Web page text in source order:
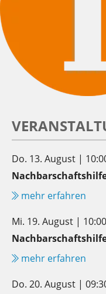
Do. 13. August |
mehr erfahren
Mi. 19. August |
mehr erfahren
Do. 20. August |